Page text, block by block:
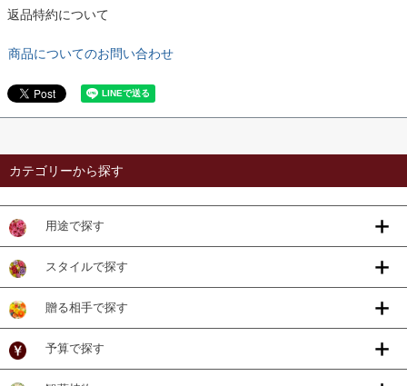
返品特約について
商品についてのお問い合わせ
カテゴリーから探す
用途で探す
スタイルで探す
贈る相手で探す
予算で探す